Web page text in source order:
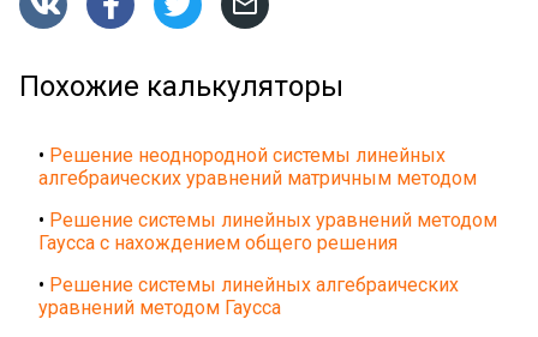
Похожие калькуляторы
• Решение неоднородной системы линейных
алгебраических уравнений матричным методом
• Решение системы линейных уравнений методом
Гаусса с нахождением общего решения
• Решение системы линейных алгебраических
уравнений методом Гаусса